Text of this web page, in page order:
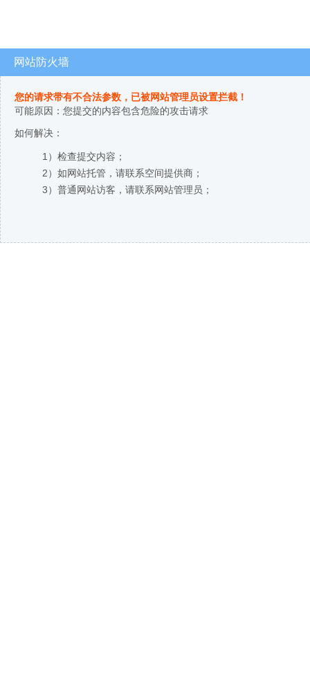
网站防火墙
您的请求带有不合法参数，已被网站管理员设置拦截！
可能原因：您提交的内容包含危险的攻击请求
如何解决：
1）检查提交内容；
2）如网站托管，请联系空间提供商；
3）普通网站访客，请联系网站管理员；